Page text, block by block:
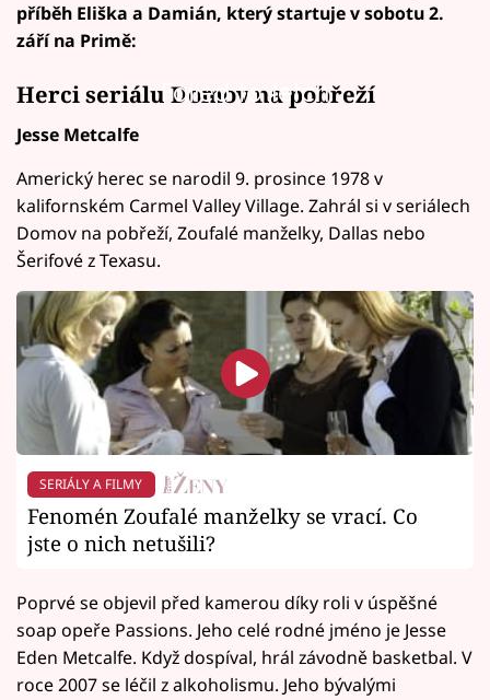
příběh Eliška a Damián, který startuje v sobotu 2.
září na Primě:
Failed to fetch
Herci seriálu Domov na pobřeží
Jesse Metcalfe
Americký herec se narodil 9. prosince 1978 v
kalifornském Carmel Valley Village. Zahrál si v seriálech
Domov na pobřeží, Zoufalé manželky, Dallas nebo
Šerifové z Texasu.
SERIÁLY A FILMY
Fenomén Zoufalé manželky se vrací. Co
jste o nich netušili?
Poprvé se objevil před kamerou díky roli v úspěšné
soap opeře Passions. Jeho celé rodné jméno je Jesse
Eden Metcalfe. Když dospíval, hrál závodně basketbal. V
roce 2007 se léčil z alkoholismu. Jeho bývalými